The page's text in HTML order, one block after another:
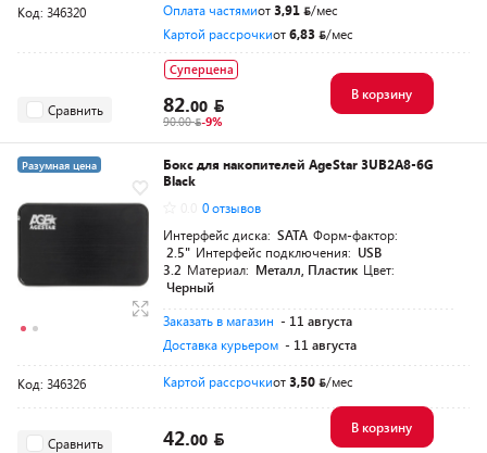
Код: 346320 Оплата частямиот3,91
/мес
Картой рассрочкиот6,83 /мес
Сравнить
Суперцена
82.00
90.00 -9%
В корзину
Разумная цена
Бокс для накопителей AgeStar 3UB2A8-6G
Black
0 отзывов
Интерфейс диска: SATA Форм-фактор:
2.5" Интерфейс подключения: USB
3.2 Материал: Металл, Пластик Цвет:
Черный
Заказать в магазин - 11 августа
Доставка курьером - 11 августа
Код: 346326 Картой рассрочкиот3,50 /мес
Сравнить 42.00
В корзину